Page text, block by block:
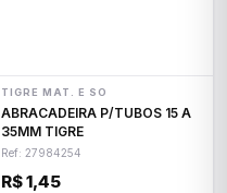
TIGRE MAT. E SO
ABRACADEIRA P/TUBOS 15 A
35MM TIGRE
Ref: 27984254
R$ 1,45